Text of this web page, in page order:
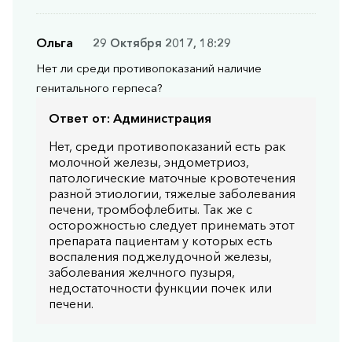
Ольга
29 Октября 2017, 18:29
Нет ли среди противопоказаний наличие
генитального герпеса?
Ответ от: Администрация
Нет, среди противопоказаний есть рак
молочной железы, эндометриоз,
патологические маточные кровотечения
разной этиологии, тяжелые заболевания
печени, тромбофлебиты. Так же с
осторожностью следует принемать этот
препарата пациентам у которых есть
воспаления поджелудочной железы,
заболевания желчного пузыря,
недостаточности функции почек или
печени.